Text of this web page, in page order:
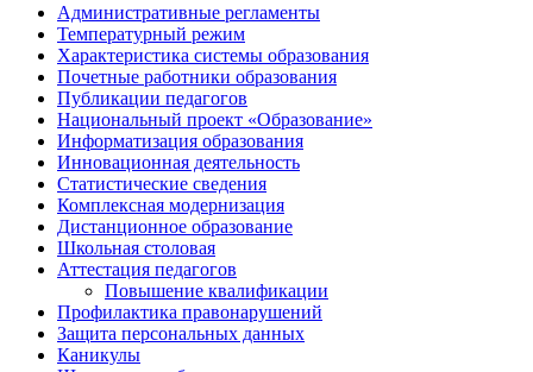
Административные регламенты
Температурный режим
Характеристика системы образования
Почетные работники образования
Публикации педагогов
Национальный проект «Образование»
Информатизация образования
Инновационная деятельность
Статистические сведения
Комплексная модернизация
Дистанционное образование
Школьная столовая
Аттестация педагогов
Повышение квалификации
Профилактика правонарушений
Защита персональных данных
Каникулы